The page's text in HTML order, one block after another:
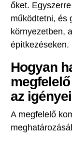
őket.
működtetni, és
környezetben,
építkezéseken.
Hogyan
az
A megfelelő